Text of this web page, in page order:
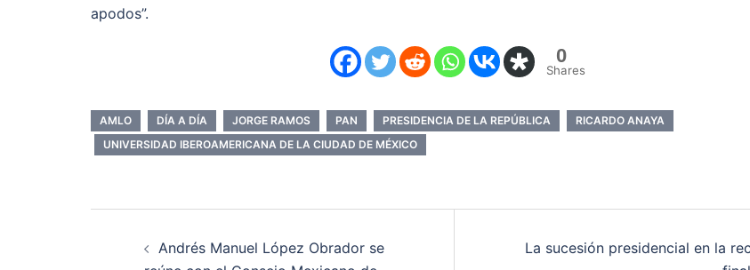
apodos”.
0
Shares
AMLO DÍA A DÍA JORGE RAMOS PAN PRESIDENCIA DE LA REPÚBLICA
RICARDO ANAYA
UNIVERSIDAD IBEROAMERICANA DE LA CIUDAD DE MÉXICO
Navegación
Andrés Manuel López Obrador se
La sucesión presidencial en la